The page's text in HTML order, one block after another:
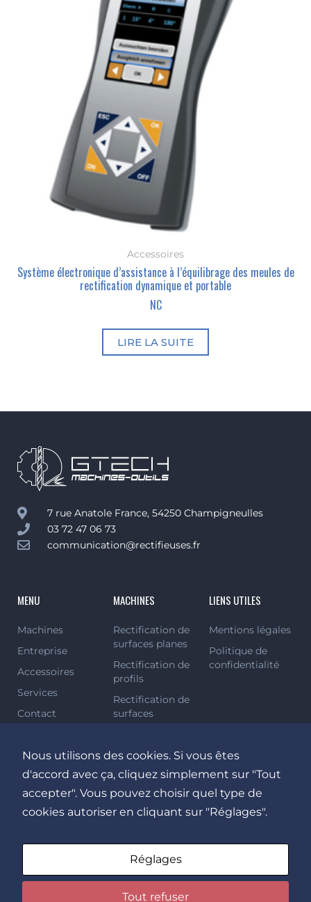
Accessoires
Système électronique d’assistance à l’équilibrage des meules de
rectification dynamique et portable
NC
LIRE LA SUITE
7 rue Anatole France, 54250 Champigneulles
03 72 47 06 73
communication@rectifieuses.fr
MENU
Machines
Entreprise
Accessoires
Services
Contact
MACHINES
Rectification de
surfaces planes
Rectification de
profils
Rectification de
surfaces
cylindriques
Rectification
verticale /
multiprocessus
Rectification de
centres
coordonnées
Rectification
centerless
LIENS UTILES
Mentions légales
Politique de
confidentialité
Nous utilisons des cookies. Si vous êtes
d'accord avec ça, cliquez simplement sur "Tout
accepter". Vous pouvez choisir quel type de
cookies autoriser en cliquant sur "Réglages".
Réglages
Tout refuser